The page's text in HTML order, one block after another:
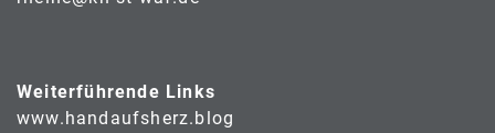
Weiterführende Links
www.handaufsherz.blog